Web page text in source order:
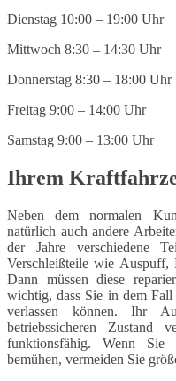
Dienstag 10:00 – 19:00 Uhr
Mittwoch 8:30 – 14:30 Uhr
Donnerstag 8:30 – 18:00 Uhr
Freitag 9:00 – 14:00 Uhr
Samstag 9:00 – 13:00 Uhr
Ihrem
Neben dem normalen
natürlich auch andere
der Jahre verschiedene
Verschleißteile wie Auspuff,
Dann müssen diese
wichtig, dass Sie in dem Fall
verlassen können. Ihr
betriebssicheren
funktionsfähig. Wenn
bemühen, vermeiden Sie